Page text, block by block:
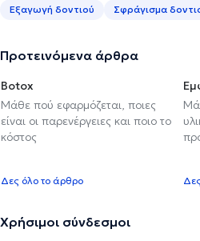
Εξαγωγή δοντιού
Σφράγισμα
Προτεινόμενα άρθρα
Botox
Μάθε πού εφαρμόζεται, ποιες
είναι οι παρενέργειες και ποιο το
κόστος
Δες όλο το άρθρο
Χρήσιμοι σύνδεσμοι